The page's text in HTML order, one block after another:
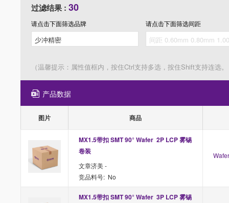
过滤结果 : 30
请点击下面筛选品牌 请点击下面筛选间距
（温馨提示：属性值框内，按住Ctrl支持多选，按住Shift支持连选
产品数据
图片 商品
MX1.5带扣 SMT 90° Wafer  2P LCP 雾锡
卷装
文章济美 -
竞品料号: No
MX1.5带扣 SMT 90° Wafer  3P LCP 雾锡